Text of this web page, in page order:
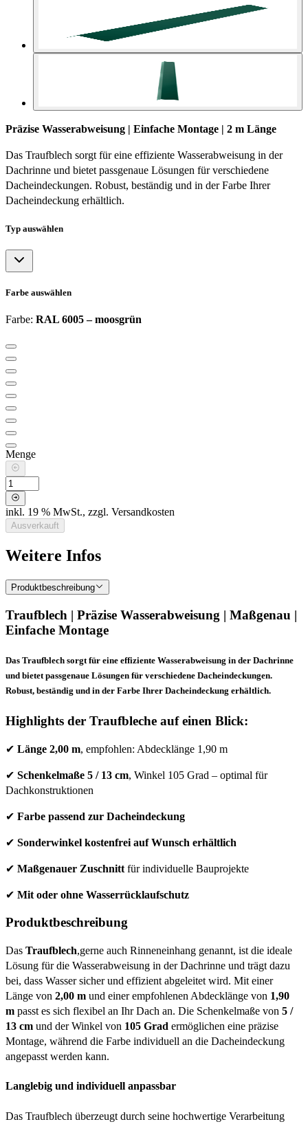
Präzise Wasserabweisung | Einfache Montage | 2 m Länge
Das Traufblech sorgt für eine effiziente Wasserabweisung in der
Dachrinne und bietet passgenaue Lösungen für verschiedene
Dacheindeckungen. Robust, beständig und in der Farbe Ihrer
Dacheindeckung erhältlich.
Typ auswählen
Farbe auswählen
Farbe: RAL 6005 – moosgrün
Menge
inkl. 19 % MwSt., zzgl. Versandkosten
Ausverkauft
Weitere Infos
Produktbeschreibung
Traufblech | Präzise Wasserabweisung | Maßgenau |
Einfache Montage
Das Traufblech sorgt für eine effiziente Wasserabweisung in der Dachrinne
und bietet passgenaue Lösungen für verschiedene Dacheindeckungen.
Robust, beständig und in der Farbe Ihrer Dacheindeckung erhältlich.
Highlights der Traufbleche auf einen Blick:
✔ Länge 2,00 m, empfohlen: Abdecklänge 1,90 m
✔ Schenkelmaße 5 / 13 cm, Winkel 105 Grad – optimal für
Dachkonstruktionen
✔ Farbe passend zur Dacheindeckung
✔ Sonderwinkel kostenfrei auf Wunsch erhältlich
✔ Maßgenauer Zuschnitt für individuelle Bauprojekte
✔ Mit oder ohne Wasserrücklaufschutz
Produktbeschreibung
Das Traufblech,gerne auch Rinneneinhang genannt, ist die ideale
Lösung für die Wasserabweisung in der Dachrinne und trägt dazu
bei, dass Wasser sicher und effizient abgeleitet wird. Mit einer
Länge von 2,00 m und einer empfohlenen Abdecklänge von 1,90
m passt es sich flexibel an Ihr Dach an. Die Schenkelmaße von 5 /
13 cm und der Winkel von 105 Grad ermöglichen eine präzise
Montage, während die Farbe individuell an die Dacheindeckung
angepasst werden kann.
Langlebig und individuell anpassbar
Das Traufblech überzeugt durch seine hochwertige Verarbeitung